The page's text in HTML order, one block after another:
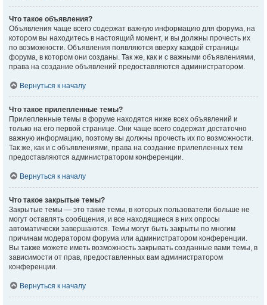
Что такое объявления?
Объявления чаще всего содержат важную информацию для форума, на
котором вы находитесь в настоящий момент, и вы должны прочесть их
по возможности. Объявления появляются вверху каждой страницы
форума, в котором они созданы. Так же, как и с важными объявлениями,
права на создание объявлений предоставляются администратором.
Вернуться к началу
Что такое прилепленные темы?
Прилепленные темы в форуме находятся ниже всех объявлений и
только на его первой странице. Они чаще всего содержат достаточно
важную информацию, поэтому вы должны прочесть их по возможности.
Так же, как и с объявлениями, права на создание прилепленных тем
предоставляются администратором конференции.
Вернуться к началу
Что такое закрытые темы?
Закрытые темы — это такие темы, в которых пользователи больше не
могут оставлять сообщения, и все находящиеся в них опросы
автоматически завершаются. Темы могут быть закрыты по многим
причинам модератором форума или администратором конференции.
Вы также можете иметь возможность закрывать созданные вами темы, в
зависимости от прав, предоставленных вам администратором
конференции.
Вернуться к началу